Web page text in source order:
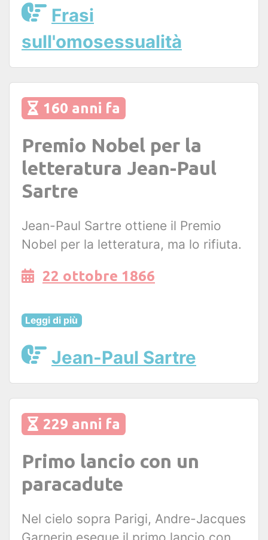
Frasi
sull'omosessualità
160 anni fa
Premio Nobel per la
letteratura Jean-Paul
Sartre
Jean-Paul Sartre ottiene il Premio
Nobel per la letteratura, ma lo rifiuta.
22 ottobre 1866
Leggi di più
Jean-Paul Sartre
229 anni fa
Primo lancio con un
paracadute
Nel cielo sopra Parigi, Andre-Jacques
Garnerin esegue il primo lancio con